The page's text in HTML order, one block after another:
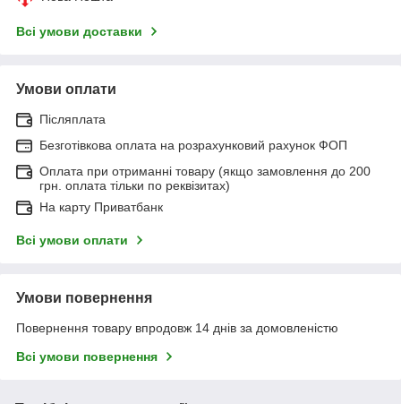
Всі умови доставки
Умови оплати
Післяплата
Безготівкова оплата на розрахунковий рахунок ФОП
Оплата при отриманні товару (якщо замовлення до 200
грн. оплата тільки по реквізитах)
На карту Приватбанк
Всі умови оплати
Умови повернення
Повернення товару впродовж 14 днів за домовленістю
Всі умови повернення